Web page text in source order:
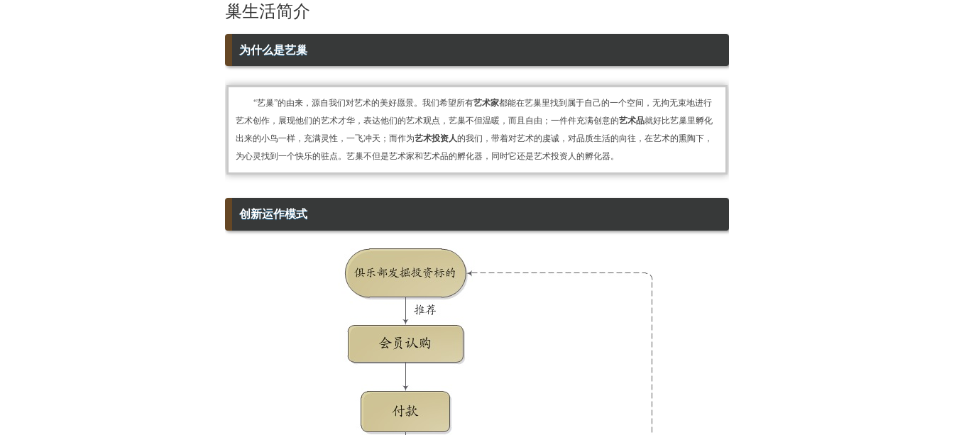
巢生活简介
为什么是艺巢
“艺巢”的由来，源自我们对艺术的美好愿景。我们希望所有艺术家都能在艺巢里找到属于自己的一个空间，无拘无束地进行
艺术创作，展现他们的艺术才华，表达他们的艺术观点，艺巢不但温暖，而且自由；一件件充满创意的艺术品就好比艺巢里孵化
出来的小鸟一样，充满灵性，一飞冲天；而作为艺术投资人的我们，带着对艺术的虔诚，对品质生活的向往，在艺术的熏陶下，
为心灵找到一个快乐的驻点。艺巢不但是艺术家和艺术品的孵化器，同时它还是艺术投资人的孵化器。
创新运作模式